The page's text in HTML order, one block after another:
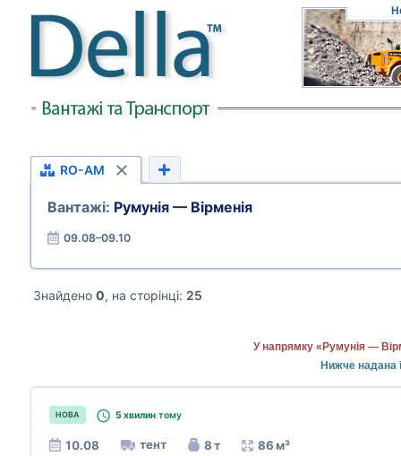
RO-AM
Вантажі: Румунія — Вірменія
09.08–09.10
Знайдено 0, на сторінці: 25
У напрямку «Румунія —
Нижче надана
НОВА 5 хвилин тому
10.08 тент 8 т 86 м³